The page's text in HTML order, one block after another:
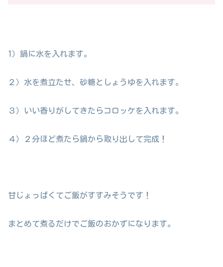
1）鍋に水を入れます。
２）水を煮立たせ、砂糖としょうゆを入れます。
３）いい香りがしてきたらコロッケを入れます。
４）２分ほど煮たら鍋から取り出して完成！
甘じょっぱくてご飯がすすみそうです！
まとめて煮るだけでご飯のおかずになります。